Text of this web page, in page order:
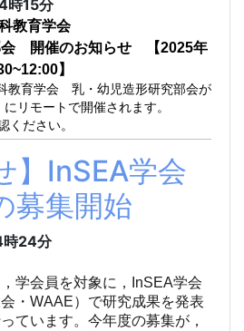
時15分
教育学会
会 開催のお知らせ 【2025年
】
教育学会 乳・幼児造形研究部会が
に リモートで開催されます。
ください。
】InSEA学会
募集開始
時24分
学会員を対象に，InSEA学会
会・WAAE）で研究成果を発表
ています。今年度の募集が，